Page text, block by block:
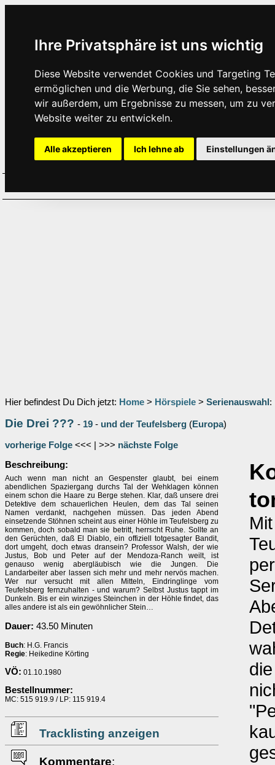
Ihre Privatsphäre ist uns wichtig
Diese Website verwendet Cookies und Targeting
ermöglichen und die Werbung, die Sie sehen,
wir außerdem, um Ergebnisse zu messen, um zu
Website weiter zu entwickeln.
Alle akzeptieren Ich lehne ab Einstellungen
Hier befindest Du Dich jetzt: Home > Hörspiele > Serienauswahl :
Die Drei ??? - 19 - und der Teufelsberg (Europa)
vorherige Folge <<< | >>> nächste Folge
Beschreibung:
Auch wenn man nicht an Gespenster glaubt, bei einem
abendlichen Spaziergang durchs Tal der Wehklagen können
einem schon die Haare zu Berge stehen. Klar, daß unsere drei
Detektive dem schauerlichen Heulen, dem das Tal seinen
Namen verdankt, nachgehen müssen. Das jeden Abend
einsetzende Stöhnen scheint aus einer Höhle im Teufelsberg zu
kommen, doch sobald man sie betritt, herrscht Ruhe. Sollte an
den Gerüchten, daß El Diablo, ein offiziell totgesagter Bandit,
dort umgeht, doch etwas dransein? Professor Walsh, der wie
Justus, Bob und Peter auf der Mendoza-Ranch weilt, ist
genauso wenig abergläubisch wie die Jungen. Die
Landarbeiter aber lassen sich mehr und mehr nervös machen.
Wer nur versucht mit allen Mitteln, Eindringlinge vom
Teufelsberg fernzuhalten - und warum? Selbst Justus tappt im
Dunkeln. Bis er ein winziges Steinchen in der Höhle findet, das
alles andere ist als ein gewöhnlicher Stein…
Dauer: 43.50 Minuten
Buch: H.G. Francis
Regie: Heikedine Körting
VÖ: 01.10.1980
Bestellnummer:
MC: 515 919.9 / LP: 115 919.4
Tracklisting anzeigen
Kommentare: